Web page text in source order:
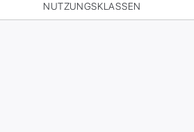
NUTZUNGSKLASSEN